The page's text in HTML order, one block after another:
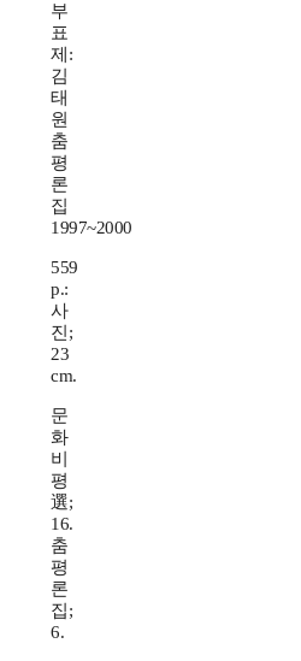
부
표
제:
김
태
원
춤
평
론
집
1997~2000
559
p.:
사
진;
23
cm.
문
화
비
평
選;
16.
춤
평
론
집;
6.